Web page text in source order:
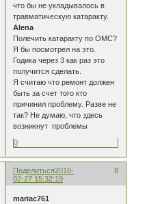
что бы не укладывалось в
травматическую катаракту.
Alena
Полечить катаракту по ОМС?
Я бы посмотрел на это.
Годика через 3 как раз это
получится сделать.
Я считаю что ремонт должен
быть за счет того кто
причинил проблему. Разве не
так? Не думаю, что здесь
возникнут проблемы
0
Поделиться 8
2016-
02-27 15:32:19
mariac761